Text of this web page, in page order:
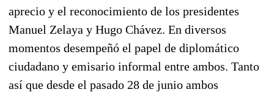
aprecio y el reconocimiento de los presidentes
Manuel Zelaya y Hugo Chávez. En diversos
momentos desempeñó el papel de diplomático
ciudadano y emisario informal entre ambos. Tanto
así que desde el pasado 28 de junio ambos